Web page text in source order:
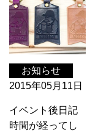
お知らせ
2015年05月11日
イベント後日記
時間が経ってし